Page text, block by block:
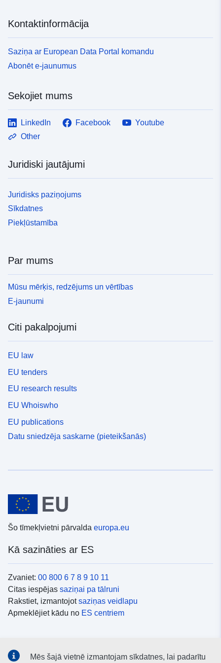
Kontaktinformācija
Saziņa ar European Data Portal komandu
Abonēt e-jaunumus
Sekojiet mums
LinkedIn Facebook
Youtube
Other
Juridiski jautājumi
Juridisks paziņojums
Sīkdatnes
Piekļūstamība
Par mums
Mūsu mērķis, redzējums un vērtības
E-jaunumi
Citi pakalpojumi
EU law
EU tenders
EU research results
EU Whoiswho
EU publications
Datu sniedzēja saskarne (pieteikšanās)
Šo tīmekļvietni pārvalda europa.eu
Kā sazināties ar ES
Zvaniet: 00 800 6 7 8 9 10 11
Citas iespējas saziņai pa tālruni
Rakstiet, izmantojotsaziņas veidlapu
Apmeklējiet kādu no ES centriem
Mēs šajā vietnē izmantojam sīkdatnes, lai padarītu